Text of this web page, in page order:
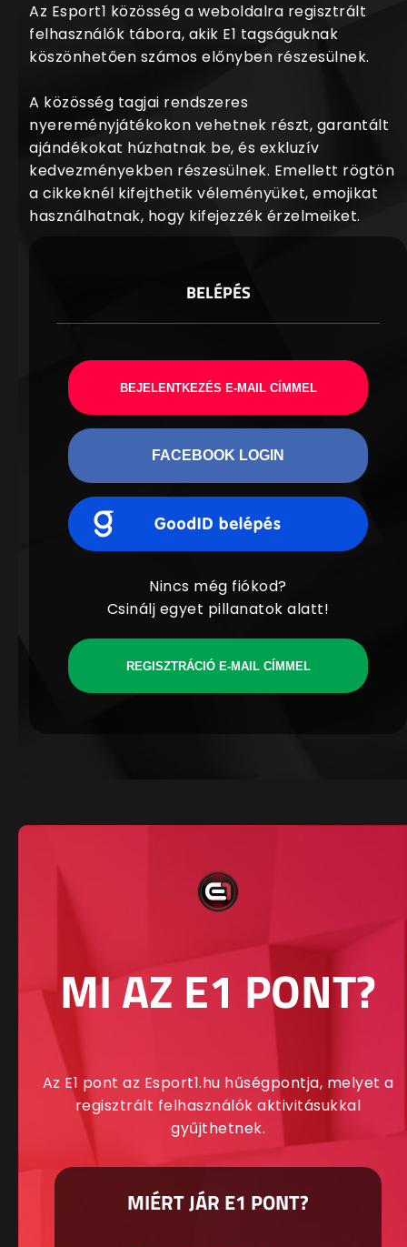
Az Esport1 közösség a weboldalra regisztrált
felhasználók tábora, akik E1 tagságuknak
köszönhetően számos előnyben részesülnek.
A közösség tagjai rendszeres
nyereményjátékokon vehetnek részt, garantált
ajándékokat húzhatnak be, és exkluzív
kedvezményekben részesülnek. Emellett rögtön
a cikkeknél kifejthetik véleményüket, emojikat
használhatnak, hogy kifejezzék érzelmeiket.
BELÉPÉS
BEJELENTKEZÉS E-MAIL CÍMMEL
FACEBOOK LOGIN
Nincs még fiókod?
Csinálj egyet pillanatok alatt!
REGISZTRÁCIÓ E-MAIL CÍMMEL
MI AZ E1 PONT?
Az E1 pont az Esport1.hu hűségpontja, melyet a
regisztrált felhasználók aktivitásukkal
gyűjthetnek.
MIÉRT JÁR E1 PONT?